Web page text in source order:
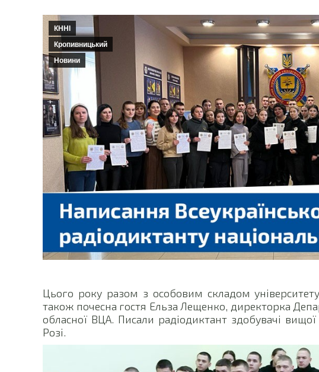
КННІ
Кропивницький
Новини
Цього року разом з особовим складом
також почесна гостя Ельза Лещенко, директорка
обласної ВЦА. Писали радіодиктант здобувачі
Розі.